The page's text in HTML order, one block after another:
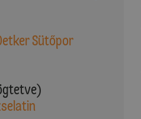
Sütőpor